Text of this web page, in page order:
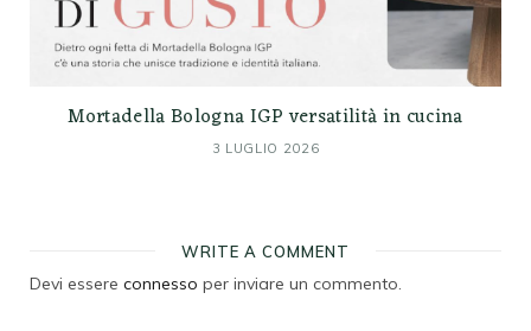
Mortadella Bologna IGP versatilità in cucina
3 LUGLIO 2026
WRITE A COMMENT
Devi essere connesso per inviare un commento.